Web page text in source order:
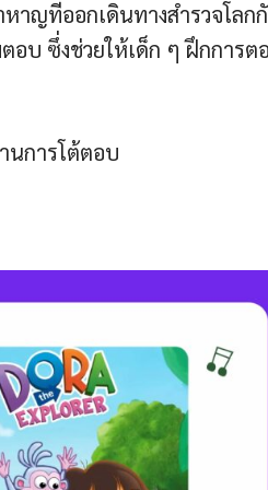
าญที่ออกเดินทางสำรวจโลก
บ ซึ่งช่วยให้เด็ก ๆ ฝึกการต
นการโต้ตอบ